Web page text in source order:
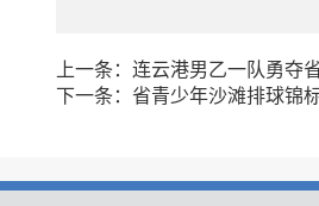
上一条： 连云港男乙一队勇夺
下一条： 省青少年沙滩排球锦